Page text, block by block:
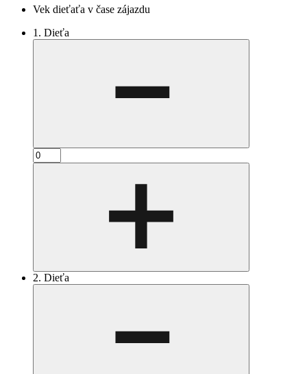
Vek dieťaťa v čase zájazdu
1. Dieťa
2. Dieťa